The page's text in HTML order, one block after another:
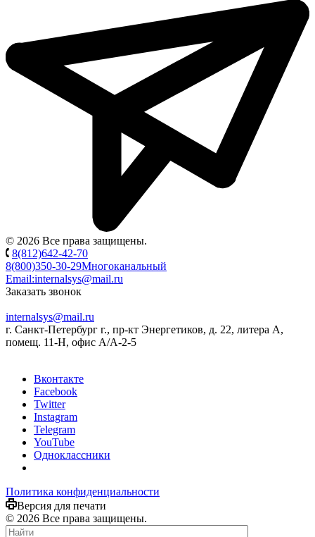
© 2026 Все права защищены.
8(812)642-42-70
8(800)350-30-29Многоканальный
Email:internalsys@mail.ru
Заказать звонок
internalsys@mail.ru
г. Санкт-Петербург г., пр-кт Энергетиков, д. 22, литера А,
помещ. 11-Н, офис А/А-2-5
Вконтакте
Facebook
Twitter
Instagram
Telegram
YouTube
Одноклассники
Политика конфиденциальности
Версия для печати
© 2026 Все права защищены.